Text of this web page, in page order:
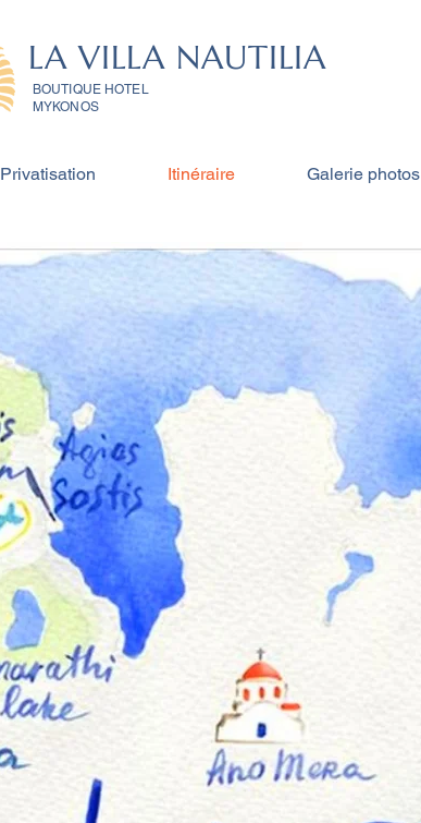
BOUTIQUE HOTEL
MYKONOS
Privatisation Itinéraire Galerie photos
VNAUTILIE
MYKONOS